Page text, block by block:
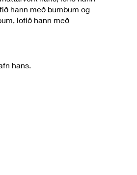
hann með bumbum og
lofið hann með
hans.